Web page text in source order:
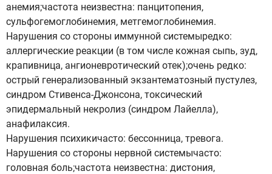
анемия;частота неизвестна: панцитопения,
сульфогемоглобинемия, метгемоглобинемия.
Нарушения со стороны иммунной системыредко:
аллергические реакции (в том числе кожная сыпь, зуд,
крапивница, ангионевротический отек);очень редко:
острый генерализованный экзантематозный пустулез,
синдром Стивенса-Джонсона, токсический
эпидермальный некролиз (синдром Лайелла),
анафилаксия.
Нарушения психикичасто: бессонница, тревога.
Нарушения со стороны нервной системычасто:
головная боль;частота неизвестна: дистония,